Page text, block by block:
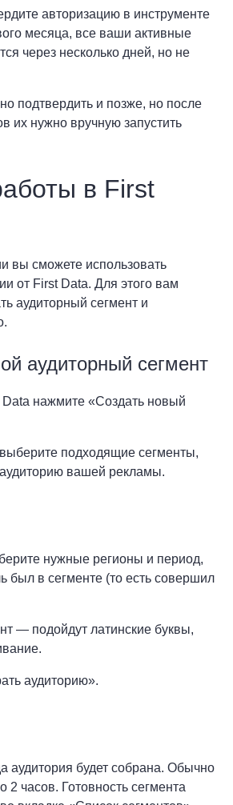
авторизацию в инструменте
месяца, все ваши активные
через несколько дней, но не
подтвердить и позже, но после
их нужно вручную запустить
в First
вы сможете использовать
от First Data. Для этого вам
аудиторный сегмент и
аудиторный сегмент
Data нажмите «Создать новый
выберите подходящие сегменты,
вашей рекламы.
нужные регионы и период,
был в сегменте (то есть совершил
— подойдут латинские буквы,
аудиторию».
аудитория будет собрана. Обычно
2 часов. Готовность сегмента